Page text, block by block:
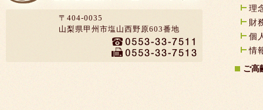
〒404-0035
山梨県甲州市塩山西野原603番地
理
財
個
情
ご高